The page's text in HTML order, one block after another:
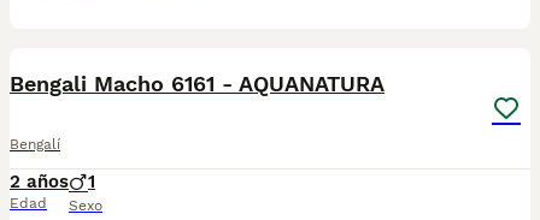
Bengali Macho 6161 - AQUANATURA
Bengalí
2 años
Edad
1
Sexo